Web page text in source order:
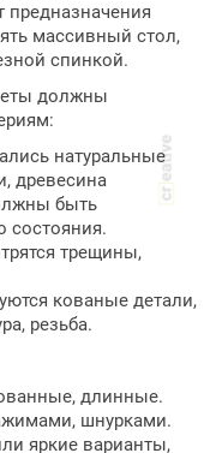
предназначения
массивный стол,
спинкой.
должны
натуральные
древесина
быть
состояния.
трещины,
кованые детали,
резьба.
длинные.
шнурками.
яркие варианты,